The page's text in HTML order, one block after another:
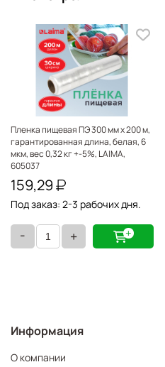
Пленка пищевая ПЭ 300 мм х 200 м,
гарантированная длина, белая, 6
мкм, вес 0,32 кг +-5%, LAIMA,
605037
159,29
Под заказ: 2-3 рабочих дня.
- +
Информация
О компании